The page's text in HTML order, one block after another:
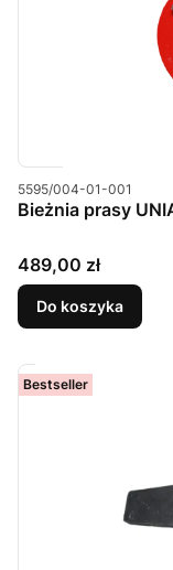
Kod produktu
5595/004-01-001
Bieżnia prasy
Cena
489,00 zł
Do koszyka
Bestseller